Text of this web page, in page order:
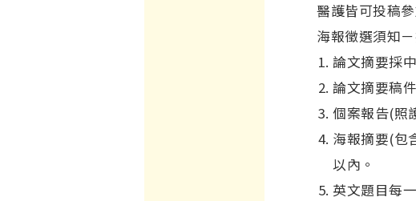
醫護皆可投稿參
海報徵選須知
論文摘要採
論文摘要稿
個案報告(照
海報摘要(包
以內。
英文題目每